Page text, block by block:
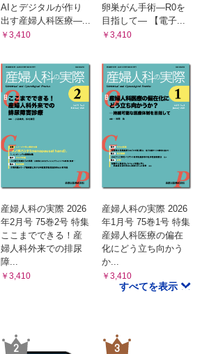
AIとデジタルが作り
出す産婦人科医療―...
￥3,410
卵巣がん手術―R0を
目指して― 【電子...
￥3,410
産婦人科の実際 2026
年2月号 75巻2号 特集
ここまでできる！産
婦人科外来での排尿
障...
￥3,410
産婦人科の実際 2026
年1月号 75巻1号 特集
産婦人科医療の偏在
化にどう立ち向かう
か...
￥3,410
すべてを表示
2 3